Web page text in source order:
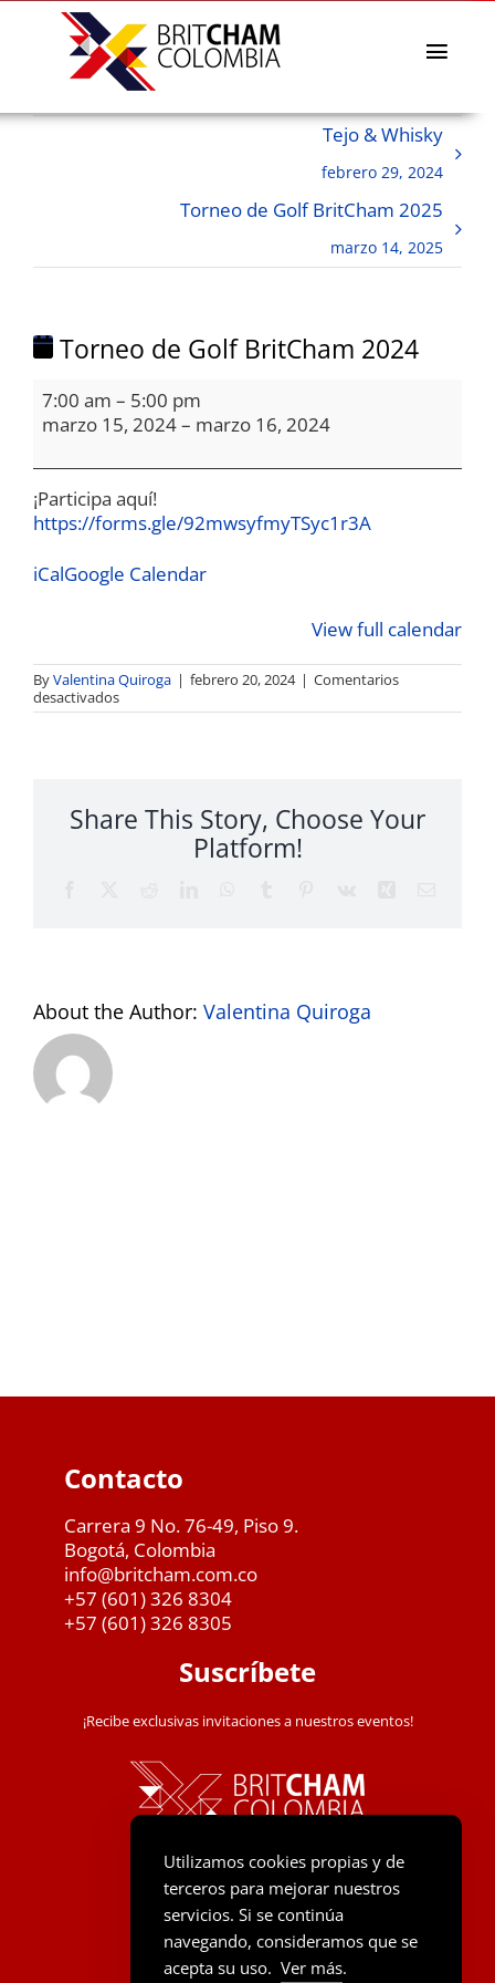
La Cámara
Misiones comerciales
Servicios
Tejo & Whisky
febrero 29, 2024
Torneo de Golf BritCham 2025
marzo 14, 2025
Torneo de Golf BritCham 2024
Torneo
de
Golf
BritCham
2024
7:00 am – 5:00 pm
marzo 15, 2024– marzo 16, 2024
¡Participa aquí!
https://forms.gle/92mwsyfmyTSyc1r3A
iCalGoogle Calendar
View full calendar
ByValentina Quiroga | febrero 20, 2024 | Comentarios
desactivadosen
2024
Share This Story, Choose Your
Platform!
About the Author: Valentina Quiroga
Contacto
Carrera 9 No. 76-49, Piso 9.
Bogotá, Colombia
info@britcham.com.co
+57 (601) 326 8304
+57 (601) 326 8305
Suscríbete
¡Recibe exclusivas invitaciones a nuestros eventos!
Utilizamos cookies propias y de
terceros para mejorar nuestros
servicios. Si se continúa
navegando, consideramos que se
acepta su uso. Ver más.